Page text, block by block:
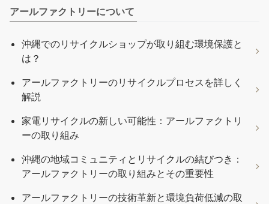
アールファクトリーについて
沖縄でのリサイクルショップが取り組む環境保護と
は？
アールファクトリーのリサイクルプロセスを詳しく
解説
家電リサイクルの新しい可能性：アールファクトリ
ーの取り組み
沖縄の地域コミュニティとリサイクルの結びつき：
アールファクトリーの取り組みとその重要性
アールファクトリーの技術革新と環境負荷低減の取